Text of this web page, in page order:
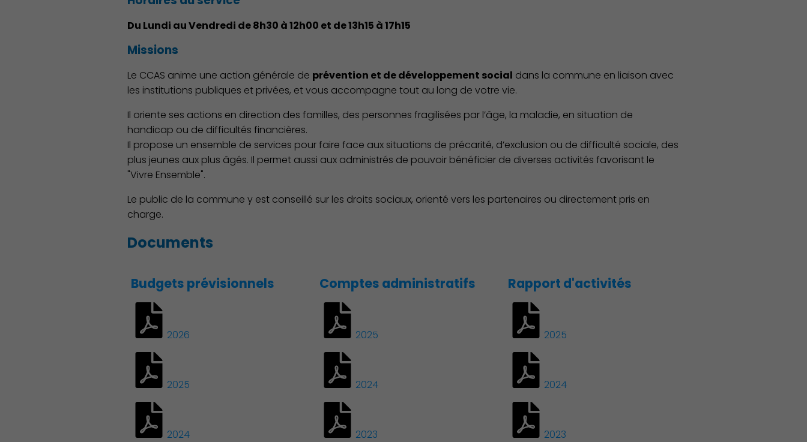
Découvrir Charenton Action Sociale Solidarité Économie Commerce Emploi
Du Lundi au Vendredi de 8h30 à 12h00 et de 13h15 à 17h15
Missions
Le CCAS anime une action générale de prévention et de développement social dans la commune en liaison avec
les institutions publiques et privées, et vous accompagne tout au long de votre vie.
Il oriente ses actions en direction des familles, des personnes fragilisées par l’âge, la maladie, en situation de
handicap ou de difficultés financières.
Il propose un ensemble de services pour faire face aux situations de précarité, d’exclusion ou de difficulté sociale, des
plus jeunes aux plus âgés. Il permet aussi aux administrés de pouvoir bénéficier de diverses activités favorisant le
"Vivre Ensemble".
Le public de la commune y est conseillé sur les droits sociaux, orienté vers les partenaires ou directement pris en
charge.
Documents
Budgets prévisionnels
2026
2025
2024
Comptes administratifs
2025
2024
2023
Rapport d'activités
2025
2024
2023